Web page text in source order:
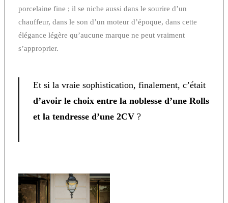
porcelaine fine ; il se niche aussi dans le sourire d’un
chauffeur, dans le son d’un moteur d’époque, dans cette
élégance légère qu’aucune marque ne peut vraiment
s’approprier.
Et si la vraie sophistication, finalement, c’était
d’avoir le choix entre la noblesse d’une Rolls
et la tendresse d’une 2CV ?